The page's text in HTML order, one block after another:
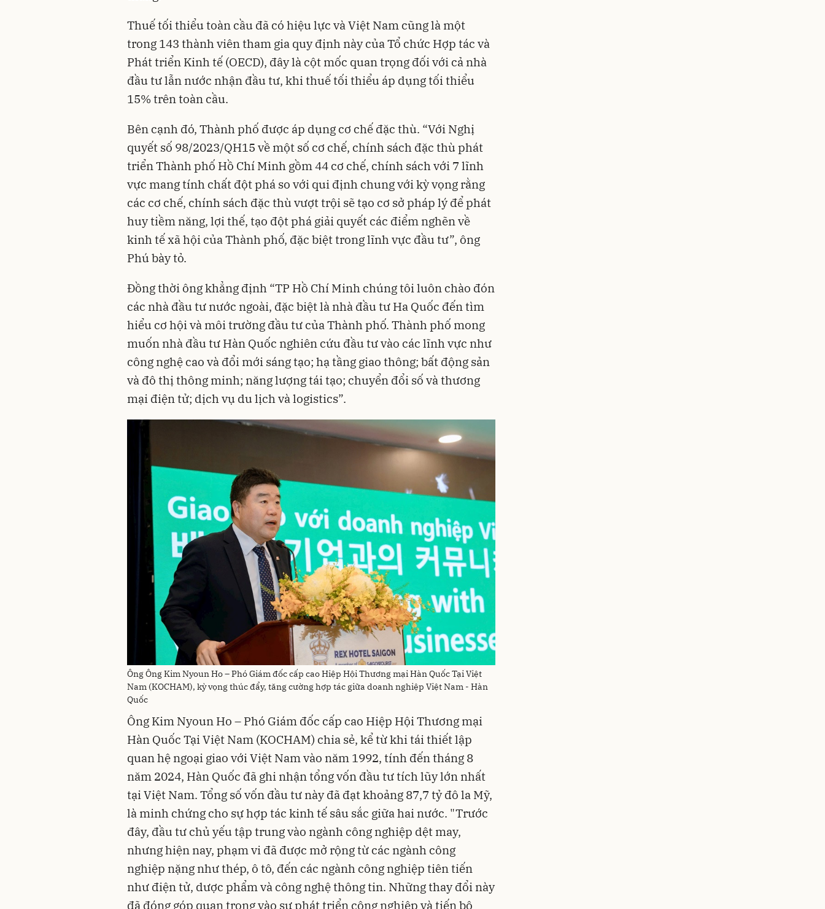
Thuế tối thiểu toàn cầu đã có hiệu lực và Việt Nam cũng là một
trong 143 thành viên tham gia quy định này của Tổ chức Hợp tác và
Phát triển Kinh tế (OECD), đây là cột mốc quan trọng đối với cả nhà
đầu tư lẫn nước nhận đầu tư, khi thuế tối thiểu áp dụng tối thiểu
15% trên toàn cầu.
Bên cạnh đó, Thành phố được áp dụng cơ chế đặc thù. “Với Nghị
quyết số 98/2023/QH15 về một số cơ chế, chính sách đặc thù phát
triển Thành phố Hồ Chí Minh gồm 44 cơ chế, chính sách với 7 lĩnh
vực mang tính chất đột phá so với qui định chung với kỳ vọng rằng
các cơ chế, chính sách đặc thù vượt trội sẽ tạo cơ sở pháp lý để phát
huy tiềm năng, lợi thế, tạo đột phá giải quyết các điểm nghẽn về
kinh tế xã hội của Thành phố, đặc biệt trong lĩnh vực đầu tư”, ông
Phú bày tỏ.
Đồng thời ông khẳng định “TP Hồ Chí Minh chúng tôi luôn chào đón
các nhà đầu tư nước ngoài, đặc biệt là nhà đầu tư Ha Quốc đến tìm
hiểu cơ hội và môi trường đầu tư của Thành phố. Thành phố mong
muốn nhà đầu tư Hàn Quốc nghiên cứu đầu tư vào các lĩnh vực như
công nghệ cao và đổi mới sáng tạo; hạ tầng giao thông; bất động sản
và đô thị thông minh; năng lượng tái tạo; chuyển đổi số và thương
mại điện tử; dịch vụ du lịch và logistics”.
Ông Ông Kim Nyoun Ho – Phó Giám đốc cấp cao Hiệp Hội Thương mại Hàn Quốc Tại Việt
Nam (KOCHAM), kỳ vọng thúc đẩy, tăng cường hợp tác giữa doanh nghiệp Việt Nam - Hàn
Quốc
Ông Kim Nyoun Ho – Phó Giám đốc cấp cao Hiệp Hội Thương mại
Hàn Quốc Tại Việt Nam (KOCHAM) chia sẻ, kể từ khi tái thiết lập
quan hệ ngoại giao với Việt Nam vào năm 1992, tính đến tháng 8
năm 2024, Hàn Quốc đã ghi nhận tổng vốn đầu tư tích lũy lớn nhất
tại Việt Nam. Tổng số vốn đầu tư này đã đạt khoảng 87,7 tỷ đô la Mỹ,
là minh chứng cho sự hợp tác kinh tế sâu sắc giữa hai nước. "Trước
đây, đầu tư chủ yếu tập trung vào ngành công nghiệp dệt may,
nhưng hiện nay, phạm vi đã được mở rộng từ các ngành công
nghiệp nặng như thép, ô tô, đến các ngành công nghiệp tiên tiến
như điện tử, dược phẩm và công nghệ thông tin. Những thay đổi này
đã đóng góp quan trọng vào sự phát triển công nghiệp và tiến bộ